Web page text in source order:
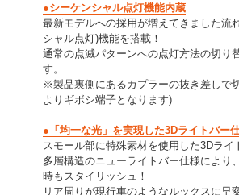
●シーケンシャル点灯機能内蔵
最新モデルへの採用が増えてきました流
シャル点灯)機能を搭載！
通常の点滅パターンへの点灯方法の切り
す。
※製品裏側にあるカプラーの抜き差しで
よりギボシ端子となります)
●「均一な光」を実現した3Dライトバー
スモール部に特殊素材を使用した3Dライ
多層構造のニューライトバー仕様により
時もスタイリッシュ！
リア周りが現行車のようなルックスに早